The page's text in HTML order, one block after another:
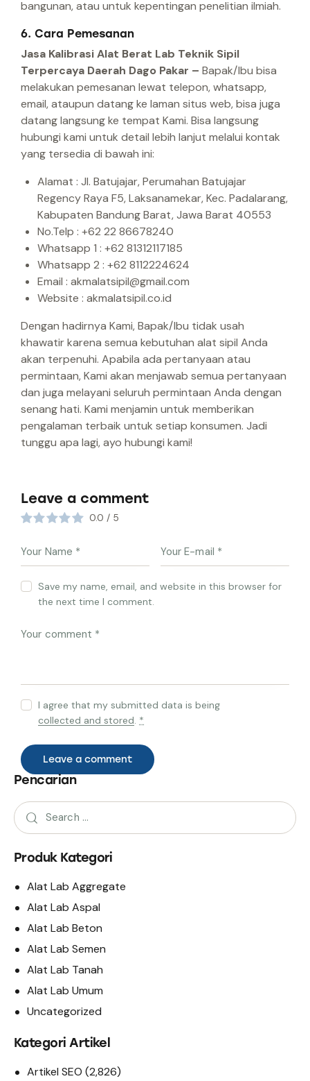
bangunan, atau untuk kepentingan penelitian ilmiah.
6. Cara Pemesanan
Jasa Kalibrasi Alat Berat Lab Teknik Sipil
Terpercaya Daerah Dago Pakar – Bapak/Ibu bisa
melakukan pemesanan lewat telepon, whatsapp,
email, ataupun datang ke laman situs web, bisa juga
datang langsung ke tempat Kami. Bisa langsung
hubungi kami untuk detail lebih lanjut melalui kontak
yang tersedia di bawah ini:
Alamat : Jl. Batujajar, Perumahan Batujajar
Regency Raya F5, Laksanamekar, Kec. Padalarang,
Kabupaten Bandung Barat, Jawa Barat 40553
No.Telp : +62 22 86678240
Whatsapp 1 : +62 81312117185
Whatsapp 2 : +62 8112224624
Email : akmalatsipil@gmail.com
Website : akmalatsipil.co.id
Dengan hadirnya Kami, Bapak/Ibu tidak usah
khawatir karena semua kebutuhan alat sipil Anda
akan terpenuhi. Apabila ada pertanyaan atau
permintaan, Kami akan menjawab semua pertanyaan
dan juga melayani seluruh permintaan Anda dengan
senang hati. Kami menjamin untuk memberikan
pengalaman terbaik untuk setiap konsumen. Jadi
tunggu apa lagi, ayo hubungi kami!
Leave a comment
0.0 / 5
Save my name, email, and website in this browser for
the next time I comment.
I agree that my submitted data is being
collected and stored *
Pencarian
Produk Kategori
Alat Lab Aggregate
Alat Lab Aspal
Alat Lab Beton
Alat Lab Semen
Alat Lab Tanah
Alat Lab Umum
Uncategorized
Kategori Artikel
Artikel SEO (2,826)